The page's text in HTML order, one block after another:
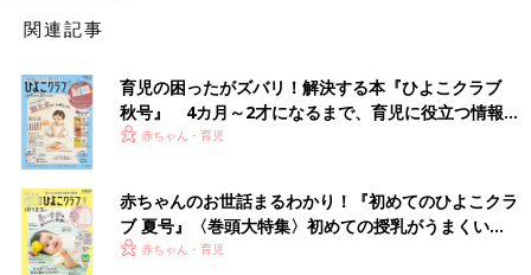
関連記事
育児の困ったがズバリ！解決する本『ひよこクラブ
秋号』 4カ月～2才になるまで、育児に役立つ情報が
いっぱい！
赤ちゃん・育児
赤ちゃんのお世話まるわかり！『初めてのひよこクラ
ブ 夏号』〈巻頭大特集〉初めての授乳がうまくい
く！ おっぱい・ミルクの基本と夏のトラブル 解決テ
赤ちゃん・育児